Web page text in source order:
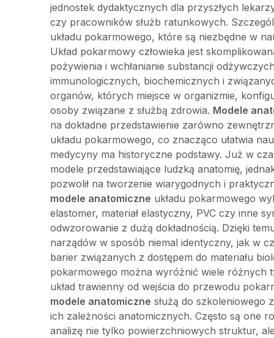
jednostek dydaktycznych dla przyszłych
czy pracowników służb ratunkowych.
układu pokarmowego, które są niezbędne w
Układ pokarmowy człowieka jest
pożywienia i wchłanianie substancji
immunologicznych, biochemicznych i
organów, których miejsce w organizmie,
osoby związane z służbą zdrowia. Modele
na dokładne przedstawienie zarówno
układu pokarmowego, co znacząco ułatwia
medycyny ma historyczne podstawy. Już w
modele przedstawiające ludzką anatomię,
pozwolił na tworzenie wiarygodnych i
modele anatomiczne układu pokarmowego
elastomer, materiał elastyczny, PVC czy inne
odwzorowanie z dużą dokładnością. Dzięki
narządów w sposób niemal identyczny, jak w
barier związanych z dostępem do materiału
pokarmowego można wyróżnić wiele różnych
układ trawienny od wejścia do przewodu
modele anatomiczne służą do szkoleniowego
ich zależności anatomicznych. Często są one
analizę nie tylko powierzchniowych struktur,